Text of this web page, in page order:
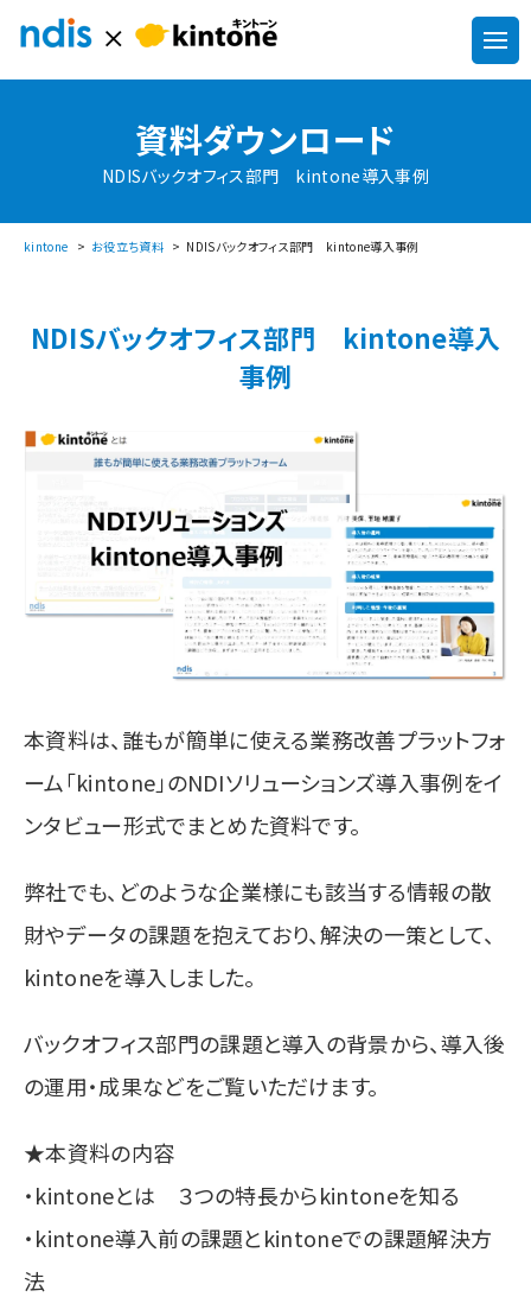
資料ダウンロード
NDISバックオフィス部門 kintone導入事例
kintone お役立ち資料 NDISバックオフィス部門 kintone導入事例
NDISバックオフィス部門 kintone導入
事例
本資料は、誰もが簡単に使える業務改善プラットフォ
ーム「kintone」のNDIソリューションズ導入事例をイ
ンタビュー形式でまとめた資料です。
弊社でも、どのような企業様にも該当する情報の散
財やデータの課題を抱えており、解決の一策として、
kintoneを導入しました。
バックオフィス部門の課題と導入の背景から、導入後
の運用・成果などをご覧いただけます。
★本資料の内容
・kintoneとは ３つの特長からkintoneを知る
・kintone導入前の課題とkintoneでの課題解決方
法